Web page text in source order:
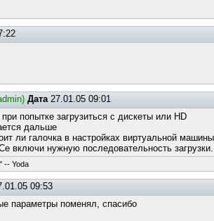
Дата27.01.05 09:01
попытке загрузиться с дискеты или HD
дальше
ли галочка в настройках виртуальной
включи нужную последовательность загрузки.
-- Yoda
09:53
параметры поменял, спасибо